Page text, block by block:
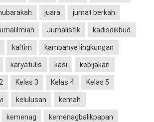
juara jumat berkah
Jurnalistik kadisdikbud
kaltim kampanye lingkungan
karyatulis kasi kebijakan
Kelas 3 Kelas 4 Kelas 5
kelulusan kemah
kemenag kemenagbalikpapan